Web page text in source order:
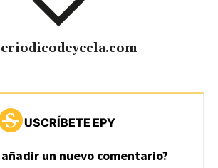
USCRÍBETE EPY
añadir un nuevo comentario?